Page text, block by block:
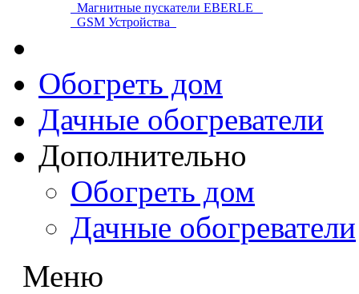
Магнитные пускатели EBERLE
GSM Устройства
Обогреть дом
Дачные обогреватели
Дополнительно
Обогреть дом
Дачные обогреватели
Меню